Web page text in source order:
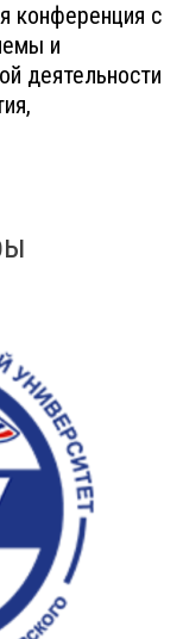
конференция с
и
деятельности